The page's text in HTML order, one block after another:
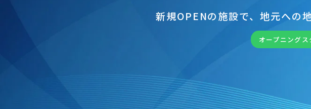
新規OPENの施設で、地元への
オープニングス